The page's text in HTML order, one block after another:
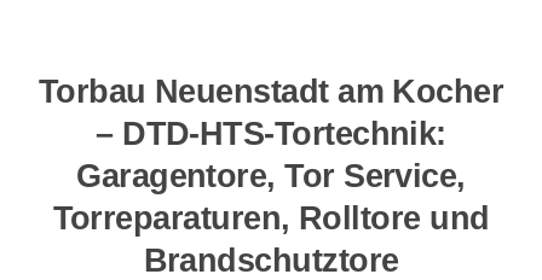
Torbau Neuenstadt am Kocher
– DTD-HTS-Tortechnik:
Garagentore, Tor Service,
Torreparaturen, Rolltore und
Brandschutztore